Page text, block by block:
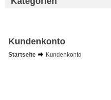
Kundenkonto
Startseite
Kundenkonto